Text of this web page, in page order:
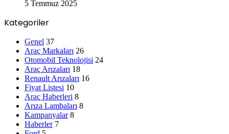
5 Temmuz 2025
Kategoriler
Genel 37
Araç Markaları 26
Otomobil Teknolojisi 24
Araç Arızaları 18
Renault Arızaları 16
Fiyat Listesi 10
Araç Haberleri 8
Arıza Lambaları 8
Kampanyalar 8
Haberler 7